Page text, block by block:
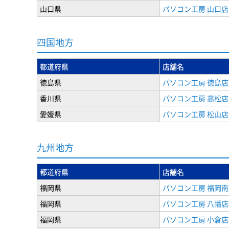
山口県
パソコン工房 山口店
四国地方
都道府県 店舗名
徳島県
パソコン工房 徳島店
香川県
パソコン工房 高松店
愛媛県
パソコン工房 松山店
九州地方
都道府県 店舗名
福岡県
パソコン工房 福岡
福岡県
パソコン工房 八幡店
福岡県
パソコン工房 小倉店